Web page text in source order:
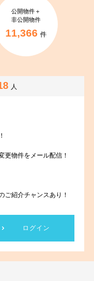
公開物件＋
非公開物件
11,366 件
人
更物件をメール配信！
ご紹介チャンスあり！
ログイン